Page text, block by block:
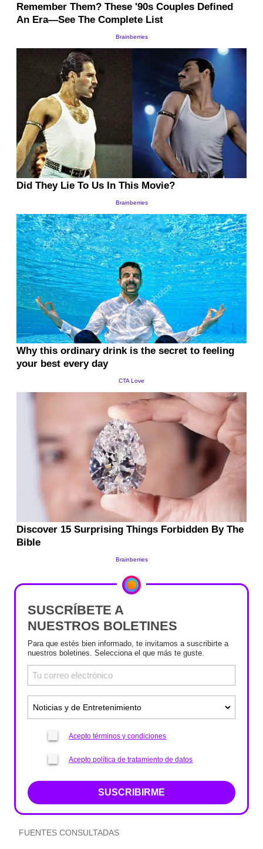
SUSCRÍBETE A
NUESTROS BOLETINES
Para que estés bien informado, te invitamos a suscribirte a
nuestros boletines. Selecciona el que más te guste.
Acepto términos y condiciones
Acepto política de tratamiento de datos
SUSCRIBIRME
FUENTES CONSULTADAS